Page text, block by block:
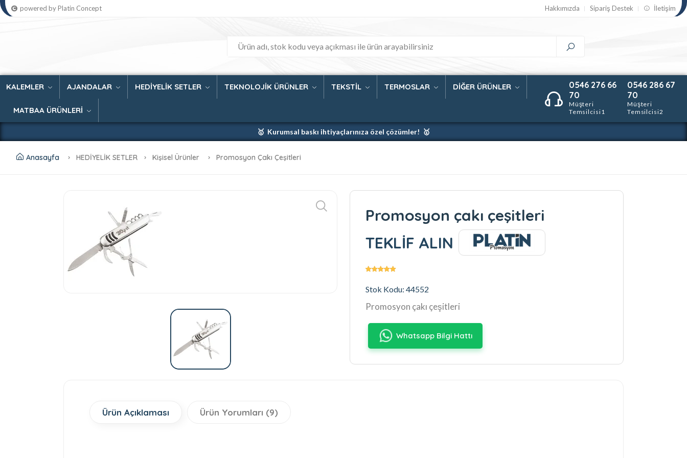
powered by Platin Concept Hakkımızda Sipariş Destek İletişim
KALEMLER AJANDALAR HEDİYELİK SETLER TEKNOLOJİK ÜRÜNLER TEKSTİL TERMOSLAR DİĞER ÜRÜNLER
MATBAA ÜRÜNLERİ
0546 276 66
70
Müşteri
Temsilcisi1
0546 286 67
70
Müşteri
Temsilcisi2
🥇 Kurumsal baskı ihtiyaçlarınıza özel çözümler! 🥇
Anasayfa HEDİYELİK SETLER Kişisel Ürünler Promosyon Çakı Çeşitleri
Promosyon çakı çeşitleri
TEKLİF ALIN
Stok Kodu: 44552
Promosyon çakı çeşitleri
Whatsapp Bilgi Hattı
Ürün Açıklaması Ürün Yorumları (9)